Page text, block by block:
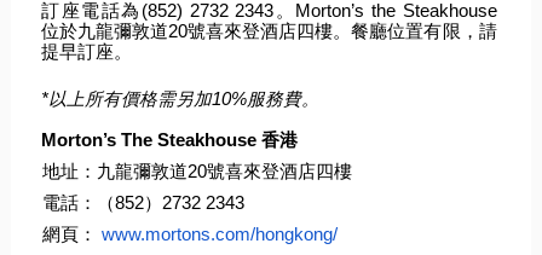
訂座電話為(852) 2732 2343。Morton’s the Steakhouse
位於九龍彌敦道20號喜來登酒店四樓。餐廳位置有限， 請
提早訂座。
*以上所有價格需另加10%服務費。
Morton’s The Steakhouse 香港
地址：九龍彌敦道20號喜來登酒店四樓
電話：（852）2732 2343
網頁： www.mortons.com/hongkong/